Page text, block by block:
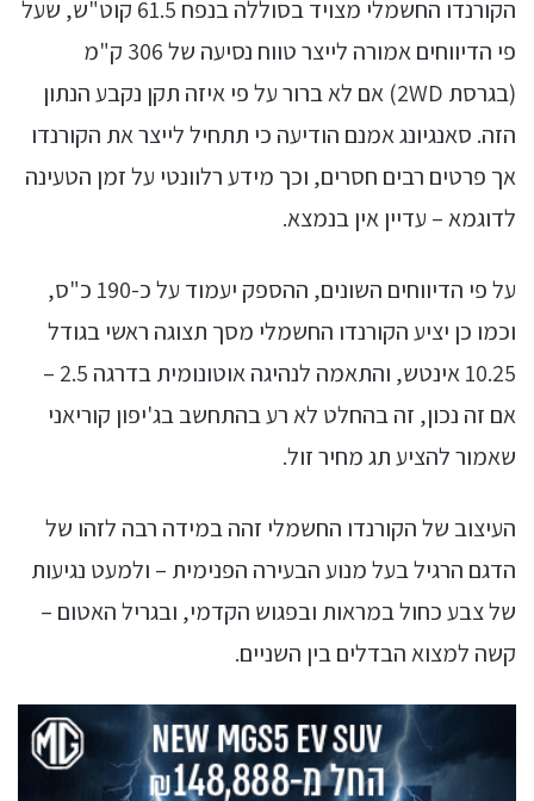
הקורנדו החשמלי מצויד בסוללה בנפח 61.5 קוט"ש, שעל
פי הדיווחים אמורה לייצר טווח נסיעה של 306 ק"מ
(בגרסת 2WD) אם לא ברור על פי איזה תקן נקבע הנתון
הזה. סאנגיונג אמנם הודיעה כי תתחיל לייצר את הקורנדו
אך פרטים רבים חסרים, וכך מידע רלוונטי על זמן הטעינה
לדוגמא – עדיין אין בנמצא.
על פי הדיווחים השונים, ההספק יעמוד על כ-190 כ"ס,
וכמו כן יציע הקורנדו החשמלי מסך תצוגה ראשי בגודל
10.25 אינטש, והתאמה לנהיגה אוטונומית בדרגה 2.5 –
אם זה נכון, זה בהחלט לא רע בהתחשב בג'יפון קוריאני
שאמור להציע תג מחיר זול.
העיצוב של הקורנדו החשמלי זהה במידה רבה לזהו של
הדגם הרגיל בעל מנוע הבעירה הפנימית – ולמעט נגיעות
של צבע כחול במראות ובפגוש הקדמי, ובגריל האטום –
קשה למצוא הבדלים בין השניים.